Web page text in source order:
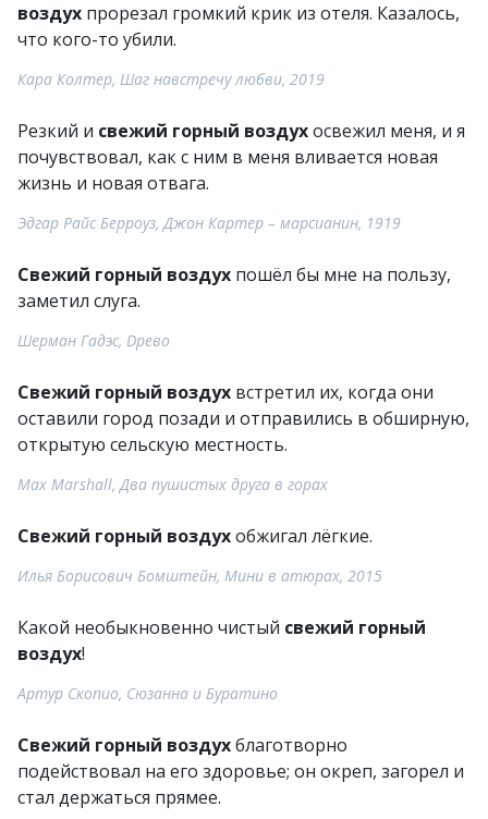
воздух прорезал громкий крик из отеля. Казалось,
что кого-то убили.
Кара Колтер, Шаг навстречу любви, 2019
Резкий и свежий горный воздухосвежил меня, и я
почувствовал, как с ним в меня вливается новая
жизнь и новая отвага.
Эдгар Райс Берроуз, Джон Картер – марсианин, 1919
Свежий горный воздух пошёл бы мне на пользу,
заметил слуга.
Шерман Гадэс, Dрево
Свежий горный воздух встретил их, когда они
оставили город позади и отправились в обширную,
открытую сельскую местность.
Max Marshall, Два пушистых друга в горах
Свежий горный воздухобжигал лёгкие.
Илья Борисович Бомштейн, Мини в атюрах, 2015
Какой необыкновенно чистый свежий горный
воздух!
Артур Скопио, Сюзанна и Буратино
Свежий горный воздухблаготворно
подействовал на его здоровье; он окреп, загорел и
стал держаться прямее.